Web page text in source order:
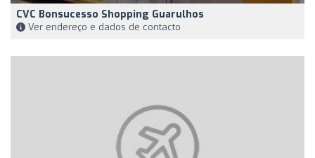
CVC Bonsucesso Shopping Guarulhos
Ver endereço e dados de contacto